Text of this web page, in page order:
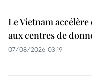
Le Vietnam
aux centres de
07/08/2026 03:19